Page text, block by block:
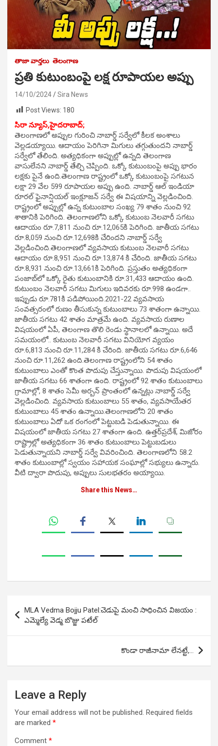
తాజా వార్తలు తెలంగాణ
ప్రతి కుటుంబంపై లక్ష రూపాయల అప్పు
14/10/2024
Sira News
Post Views: 180
సిరా న్యూస్,హైదరాబాద్;
తెలంగాణలో అప్పుల గురించి నాబార్డ్‌ సర్వేలో కీలక అంశాలు
వెల్లడయ్యాయి. ఆదాయం పెరిగినా మిగులు తగ్గుతుందని నాబార్డ్
సర్వేలో తేలింది. అత్యధికంగా అప్పుల్లో ఉన్నది తెలంగాణ
వాసులేనని నాబార్డ్ తేల్చి చెప్పింది. ఒక్కో కుటుంబంపై అప్పు భారం
లక్షకు పైనే ఉంది.తెలంగాణ రాష్ట్రంలో ఒక్కో కుటుంబంపై సగటున
లక్షా 29 వేల 599 రూపాయల అప్పు ఉంది. నాబార్డ్‌ ఆల్‌ ఇండియా
రూరల్‌ ఫైనాన్షియల్‌ ఇంక్లూజన్‌ సర్వే ఈ విషయాన్ని వెల్లడించింది.
రాష్ట్రంలో అప్పుల్లో ఉన్న కుటుంబాల సంఖ్య 79 శాతం నుంచి 92
శాతానికి పెరిగింది. తెలంగాణలోని ఒక్కో కుటుంబ నెలవారీ సగటు
ఆదాయం రూ.7,811 నుంచి రూ.12,065కి పెరిగింది. జాతీయ సగటు
రూ.8,059 నుంచి రూ.12,698కి చేరిందని నాబార్డ్ సర్వే
వెల్లడించింది.తెలంగాణలో వ్యవసాయ కుటుంబ నెలవారీ సగటు
ఆదాయం రూ.8,951 నుంచి రూ.13,874 కి చేరింది. జాతీయ సగటు
రూ.8,931 నుంచి రూ.13,661కి పెరిగింది. ప్రస్తుతం అత్యధికంగా
పంజాబ్‌లో ఒక్కో రైతు కుటుంబానికి రూ.31,433 ఆదాయం ఉంది.
కుటుంబం నెలవారీ సగటు మిగులు ఇదివరకు రూ.998 ఉండగా..
ఇప్పుడు రూ.781కి పడిపోయింది.2021-22 వ్యవసాయ
సంవత్సరంలో రుణం తీసుకున్న కుటుంబాలు 73 శాతంగా ఉన్నాయి.
జాతీయ సగటు 42 శాతం మాత్రమే ఉంది. వ్యవసాయ రుణాల
విషయంలో ఏపీ, తెలంగాణ తొలి రెండు స్థానాలలో ఉన్నాయి. అదే
సమయంలో.. కుటుంబ నెలవారీ సగటు వినియోగ వ్యయం
రూ.6,813 నుంచి రూ.11,284 కి చేరింది. జాతీయ సగటు రూ.6,646
నుంచి రూ.11,262 ఉంది.తెలంగాణ రాష్ట్రంలోని 54 శాతం
కుటుంబాలు ఎంతో కొంత పొదుపు చేస్తున్నాయి. పొదుపు విషయంలో
జాతీయ సగటు 66 శాతంగా ఉంది. రాష్ట్రంలో 92 శాతం కుటుంబాలు
గ్రామాల్లో, 8 శాతం సెమీ అర్బన్‌ ప్రాంతంలో ఉన్నట్లు నాబార్డ్ సర్వే
వెల్లడించింది. వ్యవసాయ కుటుంబాలు 55 శాతం, వ్యవసాయేతర
కుటుంబాలు 45 శాతం ఉన్నాయి.తెలంగాణలోని 20 శాతం
కుటుంబాలు ఏదో ఒక రంగంలో పెట్టుబడి పెడుతున్నాయి. ఈ
విషయంలో జాతీయ సగటు 27 శాతంగా ఉంది. ఉత్తర్‌ప్రదేశ్, మిజోరం
రాష్ట్రాల్లో అత్యధికంగా 36 శాతం కుటుంబాలు పెట్టుబడులు
పెడుతున్నాయని నాబార్డ్ సర్వే వివరించింది. తెలంగాణలోని 58.2
శాతం కుటుంబాల్లో స్వయం సహాయక సంఘాల్లో సభ్యులు ఉన్నారు.
వీటి ద్వారా పొదుపు, అప్పులు సులభతరం అయ్యాయి.
Share this News…
navigation
MLA Vedma Bojju Patel:చెడుపై మంచి సాధించిన విజయం :
ఎమ్మెల్యే వెడ్మ బొజ్జు పటేల్
కొండా రాజీనామా లేనట్టే,…
Leave a Reply
Your email address will not be published. Required fields
are marked *
Comment *